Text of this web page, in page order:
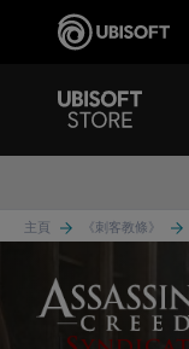
主頁 《刺客教條》